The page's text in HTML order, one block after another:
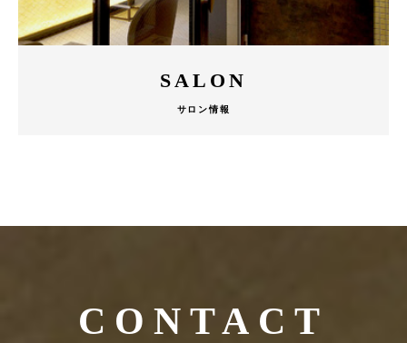
SALON
サロン情報
CONTACT